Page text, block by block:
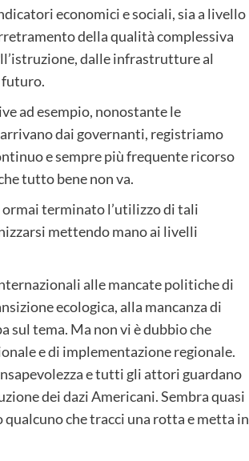
economici e sociali, sia a livello
della qualità complessiva
dalle infrastrutture al
futuro.
ad esempio, nonostante le
dai governanti, registriamo
e sempre più frequente ricorso
tutto bene non va.
terminato l’utilizzo di tali
mettendo mano ai livelli
alle mancate politiche di
ecologica, alla mancanza di
sul tema. Ma non vi è dubbio che
e di implementazione regionale.
e tutti gli attori guardano
dei dazi Americani. Sembra quasi
che tracci una rotta e metta in